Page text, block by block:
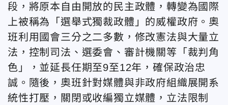
段，將原本自由開放的民主政體，轉變為國際
上被稱為「選舉式獨裁政體」的威權政府。奧
班利用國會三分之二多數，修改憲法與大量立
法，控制司法、選委會、審計機關等「裁判角
色」，並延長任期至9至12年，確保政治忠
誠。隨後，奧班針對媒體與非政府組織展開系
統性打壓，關閉或收編獨立媒體，立法限制